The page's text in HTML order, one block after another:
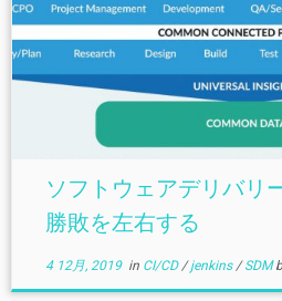
ソフトウェアデリバリ
勝敗を左右する
4 12月, 2019in CI/CD/jenkins/SDM